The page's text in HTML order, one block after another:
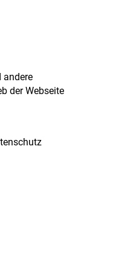
andere
der Webseite